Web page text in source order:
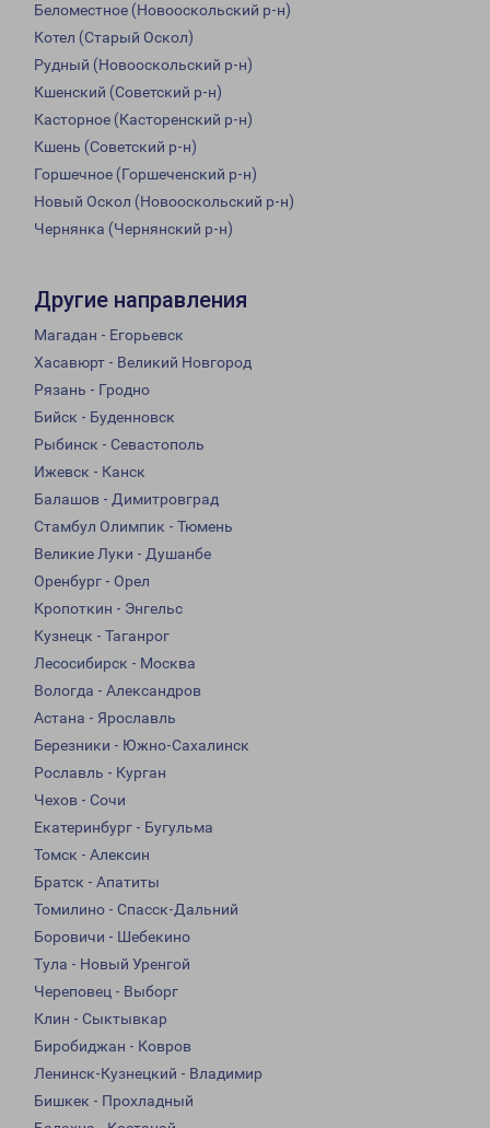
Беломестное (Новооскольский р-н)
Котел (Старый Оскол)
Рудный (Новооскольский р-н)
Кшенский (Советский р-н)
Касторное (Касторенский р-н)
Кшень (Советский р-н)
Горшечное (Горшеченский р-н)
Новый Оскол (Новооскольский р-н)
Чернянка (Чернянский р-н)
Другие направления
Магадан - Егорьевск
Хасавюрт - Великий Новгород
Рязань - Гродно
Бийск - Буденновск
Рыбинск - Севастополь
Ижевск - Канск
Балашов - Димитровград
Стамбул Олимпик - Тюмень
Великие Луки - Душанбе
Оренбург - Орел
Кропоткин - Энгельс
Кузнецк - Таганрог
Лесосибирск - Москва
Вологда - Александров
Астана - Ярославль
Березники - Южно-Сахалинск
Рославль - Курган
Чехов - Сочи
Екатеринбург - Бугульма
Томск - Алексин
Братск - Апатиты
Томилино - Спасск-Дальний
Боровичи - Шебекино
Тула - Новый Уренгой
Череповец - Выборг
Клин - Сыктывкар
Биробиджан - Ковров
Ленинск-Кузнецкий - Владимир
Бишкек - Прохладный